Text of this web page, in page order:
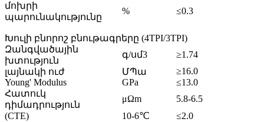
մոխրի
պարունակությունը
% ≤0.3
Խուլի բնորոշ բնութագրերը (4TPI/3TPI)
Զանգվածային
խտություն
գ/սմ3
≥1.74
լայնակի ուժ
ՄՊա
≥16.0
Young' Modulus
GPa
≤13.0
Հատուկ
դիմադրություն
μΩm
5.8-6.5
(CTE)
10-6℃
≤2.0